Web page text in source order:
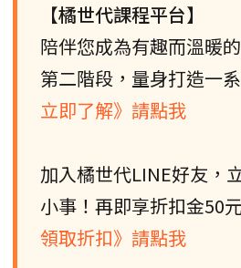
【橘世代課程平台】
陪伴您成為有趣而溫暖
第二階段，量身打造一
立即了解》請點我
加入橘世代LINE好友，
小事！再即享折扣金50
領取折扣》請點我